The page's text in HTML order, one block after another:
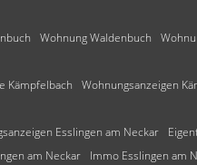
Wohnung Waldenbuch
Kämpfelbach
Wohnungsanzeigen
Esslingen am Neckar
am Neckar
Immo Esslingen am